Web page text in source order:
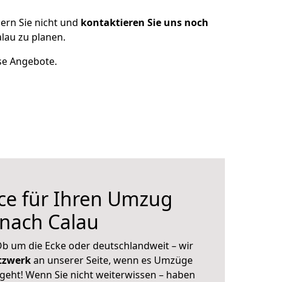
Sie nicht und kontaktieren Sie uns noch
zu planen.
Angebote.
für Ihren Umzug
Calau
um die Ecke oder deutschlandweit – wir
an unserer Seite, wenn es Umzüge
Wenn Sie nicht weiterwissen – haben